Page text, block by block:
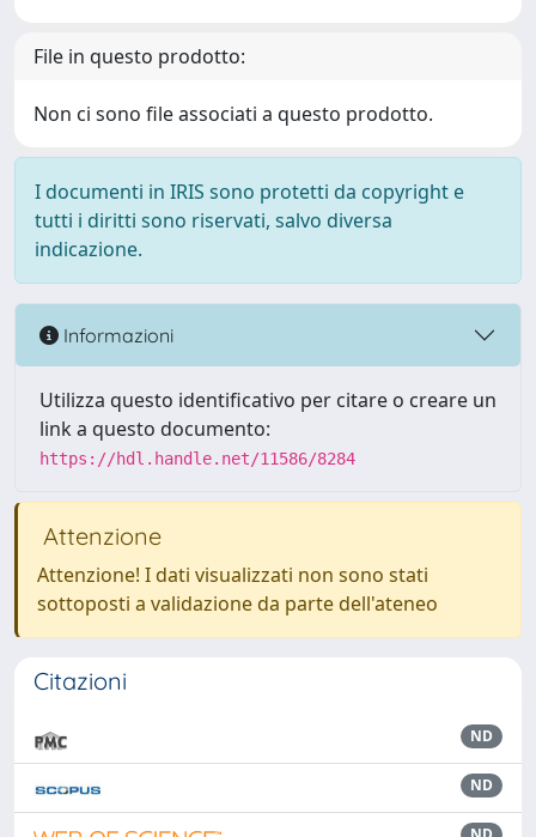
File in questo prodotto:
Non ci sono file associati a questo prodotto.
I documenti in IRIS sono protetti da copyright e
tutti i diritti sono riservati, salvo diversa
indicazione.
Informazioni
Utilizza questo identificativo per citare o creare un
link a questo documento:
https://hdl.handle.net/11586/8284
Attenzione
Attenzione! I dati visualizzati non sono stati
sottoposti a validazione da parte dell'ateneo
Citazioni
ND
ND